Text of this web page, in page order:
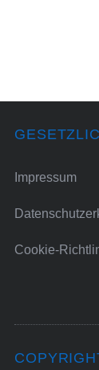
Impressum
Cookie-